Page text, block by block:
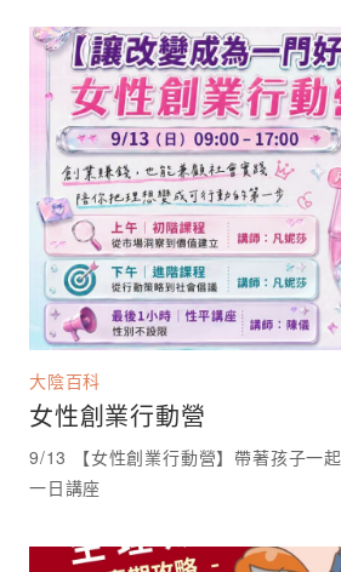
大陰百科
女性創業行動營
9/13 【女性創業行動營】帶著孩子一